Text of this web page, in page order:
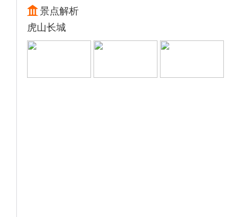
不胜收，各色小店带您感受不一样的复古风
情。
▲【原汁原味吊炉饼】金黄酥脆，吃起来香酥
可口，这种饼的工艺特别独特，放在盘子里是
景点解析
虎山长城